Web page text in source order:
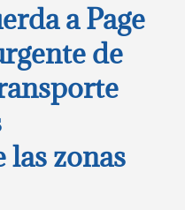
a Page
de
zonas